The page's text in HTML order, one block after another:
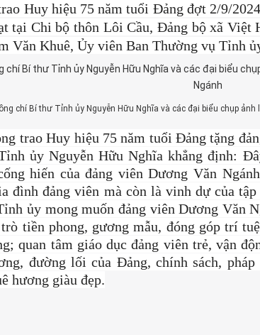
Huy hiệu 75 năm tuổi Đảng đợt 2/9/
tại Chi bộ thôn Lôi Cầu, Đảng bộ xã Việt
Văn Khuê, Ủy viên Ban Thường vụ Tỉnh
chí Bí thư Tỉnh ủy Nguyễn Hữu Nghĩa và các đại biểu chụp
trao Huy hiệu 75 năm tuổi Đảng tặng
ủy Nguyễn Hữu Nghĩa khẳng định:
hiến của đảng viên Dương Văn
đình đảng viên mà còn là vinh dự của
ủy mong muốn đảng viên Dương Văn
tiền phong, gương mẫu, đóng góp trí
quan tâm giáo dục đảng viên trẻ, vận
đường lối của Đảng, chính sách,
hương giàu đẹp.